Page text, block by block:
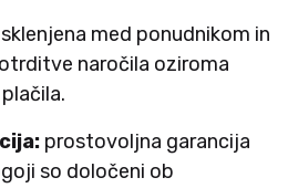
med ponudnikom in
naročila oziroma
prostovoljna garancija
so določeni ob